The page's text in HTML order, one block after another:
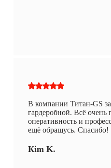
В компании Титан-GS
гардеробной. Всё очень
оперативность и
ещё обращусь. Спасибо!
Кim K.